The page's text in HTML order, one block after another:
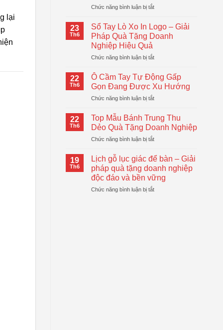
lại
Chức năng bình luận bị tắtở
Nhiệt
LocknLock
Quà
Doanh
Nghiệp
Hiện
Đại,
Thực
23
Th6
Sổ Tay Lò Xo In Logo – Giải
Pháp Quà Tặng Doanh
Nghiệp Hiệu Quả
Chức năng bình luận bị tắtở
Tay
Lò
Xo
In
–
Giải
Quà
Doanh
Nghiệp
Hiệu
Quả
22
Th6
Ô Cầm Tay Tự Động Gấp
Gọn Đang Được Xu Hướng
Chức năng bình luận bị tắtở
Tay
Tự
Động
Gọn
Đang
Được
Xu
Hướng
22
Th6
Top Mẫu Bánh Trung Thu
Dẻo Quà Tặng Doanh Nghiệp
Chức năng bình luận bị tắtở
Mẫu
Bánh
Trung
Thu
Dẻo
19
Th6
Lịch gỗ lục giác để bàn – Giải
pháp quà tặng doanh nghiệp
độc đáo và bền vững
Chức năng bình luận bị tắtở